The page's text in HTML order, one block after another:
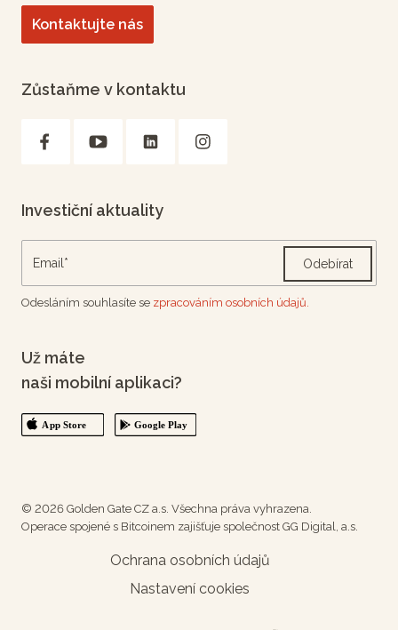
Kontaktujte nás
Zůstaňme v kontaktu
Investiční aktuality
Odebírat
Odesláním souhlasíte se zpracováním osobních údajů.
Už máte
naši mobilní aplikaci?
© 2026 Golden Gate CZ a.s. Všechna práva vyhrazena.
Operace spojené s Bitcoinem zajišťuje společnost GG Digital, a.s.
Ochrana osobních údajů
Nastavení cookies